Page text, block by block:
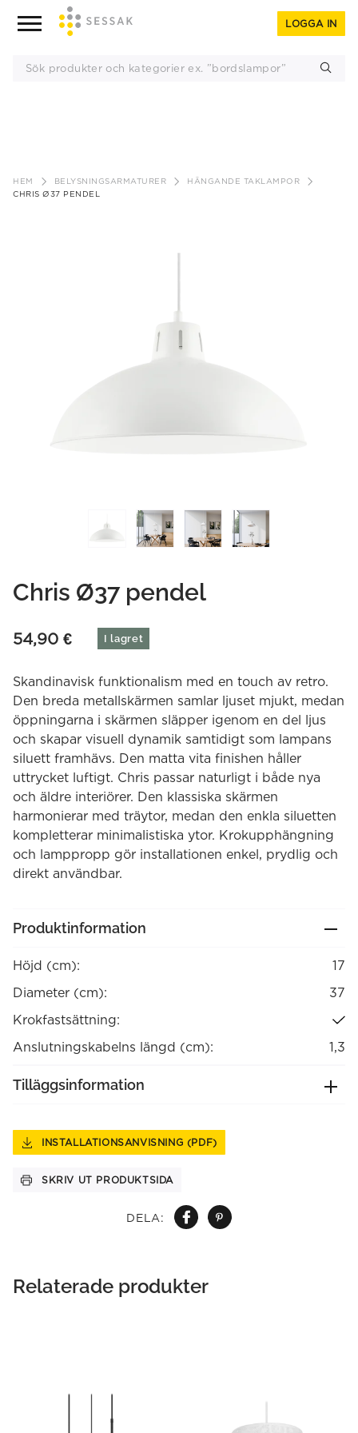
innehåll
LOGGA IN
HEM BELYSNINGSARMATURER
HÄNGANDE TAKLAMPOR
CHRIS Ø37 PENDEL
DELA:
Chris Ø37 pendel
54,90 € I lagret
Skandinavisk funktionalism med en touch av retro.
Den breda metallskärmen samlar ljuset mjukt, medan
öppningarna i skärmen släpper igenom en del ljus
och skapar visuell dynamik samtidigt som lampans
siluett framhävs. Den matta vita finishen håller
uttrycket luftigt. Chris passar naturligt i både nya
och äldre interiörer. Den klassiska skärmen
harmonierar med träytor, medan den enkla siluetten
kompletterar minimalistiska ytor. Krokupphängning
och lamppropp gör installationen enkel, prydlig och
direkt användbar.
Produktinformation
Höjd (cm):
17
Diameter (cm):
37
Krokfastsättning:
Anslutningskabelns längd (cm):
1,3
Tilläggsinformation
INSTALLATIONSANVISNING (PDF)
SKRIV UT PRODUKTSIDA
Relaterade produkter